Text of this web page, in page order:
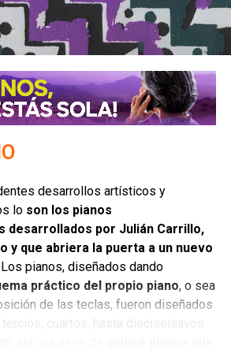
jesuita que además de pronunciar
principalmente en la
un movimiento reformista, teniendo
jesuitas como Clavijero,
Landivar, Cavo, Maneiro, entre
participó Abad, siendo uno
que llegaron a Italia donde
1777
desarrollos artísticos y
lo son los pianos
desarrollados por Julián Carrillo,
y que abriera la puerta a un nuevo
pianos, diseñados dando
práctico del propio piano, o sea
de las teclas, fueron diseñados
tercios, cuartos, hasta dieciseisavos